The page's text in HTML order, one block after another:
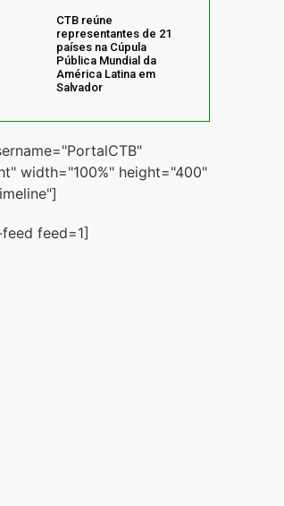
CTB reúne
representantes de 21
países na Cúpula
Pública Mundial da
América Latina em
Salvador
width="100%" height="400"
feed=1]